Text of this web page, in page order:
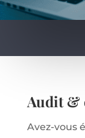
Audit &
Avez-vous